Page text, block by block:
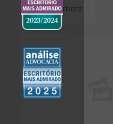
Read more